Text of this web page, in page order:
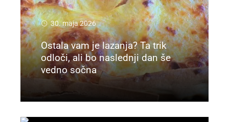
30. maja 2026
Ostala vam je lazanja? Ta trik
odloči, ali bo naslednji dan še
vedno sočna